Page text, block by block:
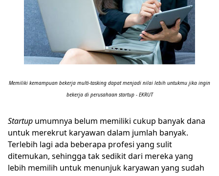
Memiliki kemampuan bekerja multi-tasking dapat menjadi nilai lebih untukmu jika ingin
bekerja di perusahaan startup - EKRUT
Startup umumnya belum memiliki cukup banyak dana
untuk merekrut karyawan dalam jumlah banyak.
Terlebih lagi ada beberapa profesi yang sulit
ditemukan, sehingga tak sedikit dari mereka yang
lebih memilih untuk menunjuk karyawan yang sudah